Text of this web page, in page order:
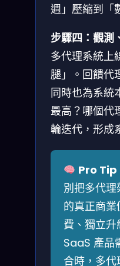
週」壓縮到「
步驟四：觀測
多代理系統上
腿」。回饋代
同時也為系統
最高？哪個代
輪迭代，形成
Pro Tip
別把多代
的真正商
費、獨立
SaaS 產品
合時，多